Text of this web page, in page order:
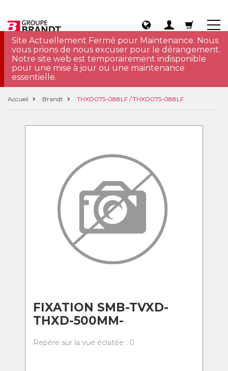
Site Actuellement Fermé pour Maintenance. Nous
vous prions de nous excuser pour le dérangement.
Notre site web est temporairement indisponible
pour une mise à jour ou une maintenance
essentielle.
Accueil Brandt THXD075-088LF / THXD075-088LF
FIXATION SMB-TVXD-
THXD-500MM-
Repère sur la vue éclatée : 0